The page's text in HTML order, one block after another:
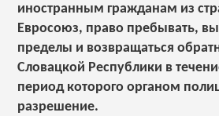
иностранным гражданам из
Евросоюз, право пребывать,
пределы и возвращаться
Словацкой Республики в
период которого органом
разрешение.